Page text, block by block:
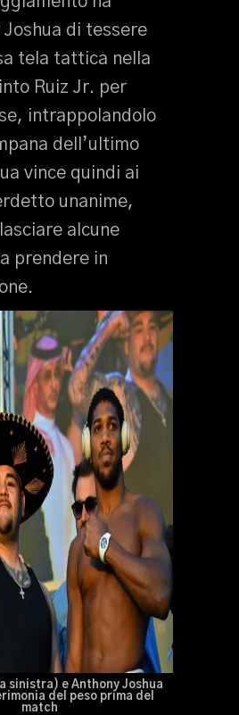
Joshua di tessere
tela tattica nella
Ruiz Jr. per
intrappolandolo
dell’ultimo
vince quindi ai
unanime,
alcune
prendere in
sinistra) e Anthony Joshua
del peso prima del
match